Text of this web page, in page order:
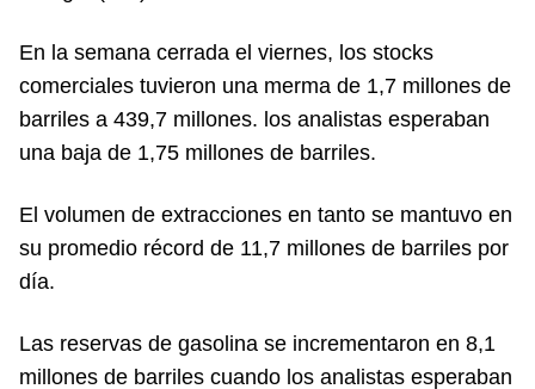
En la semana cerrada el viernes, los stocks
comerciales tuvieron una merma de 1,7 millones de
barriles a 439,7 millones. los analistas esperaban
una baja de 1,75 millones de barriles.
El volumen de extracciones en tanto se mantuvo en
su promedio récord de 11,7 millones de barriles por
día.
Las reservas de gasolina se incrementaron en 8,1
millones de barriles cuando los analistas esperaban